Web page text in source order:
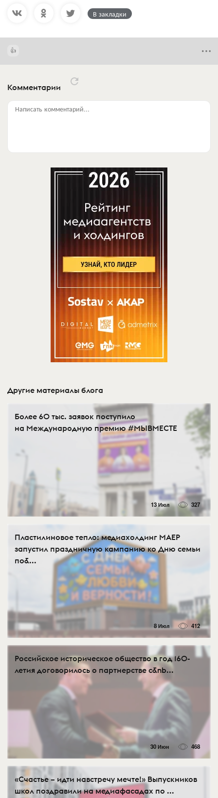
В закладки
Комментарии
Написать комментарий...
Другие материалы блога
Более 60 тыс. заявок поступило
на Международную премию #МЫВМЕСТЕ
13 Июл 327
Пластилиновое тепло: медиахолдинг МАЕР
запустил праздничную кампанию ко Дню семьи
по&...
8 Июл 412
Российское историческое общество в год 160-
летия договорилось о партнерстве с&nb...
30 Июн 468
«Счастье – идти навстречу мечте!» Выпускников
школ поздравили на медиафасадах по ...